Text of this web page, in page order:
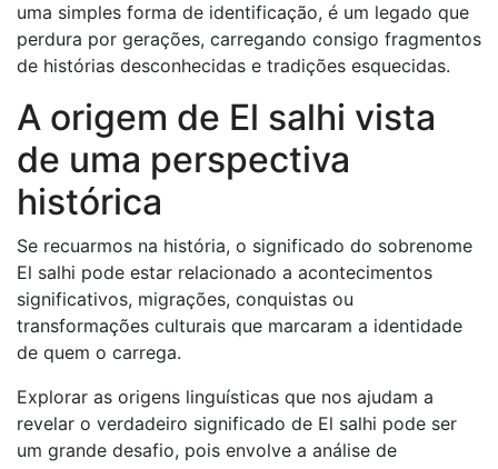
uma simples forma de identificação, é um legado que
perdura por gerações, carregando consigo fragmentos
de histórias desconhecidas e tradições esquecidas.
A origem de El salhi vista
de uma perspectiva
histórica
Se recuarmos na história, o significado do sobrenome
El salhi pode estar relacionado a acontecimentos
significativos, migrações, conquistas ou
transformações culturais que marcaram a identidade
de quem o carrega.
Explorar as origens linguísticas que nos ajudam a
revelar o verdadeiro significado de El salhi pode ser
um grande desafio, pois envolve a análise de